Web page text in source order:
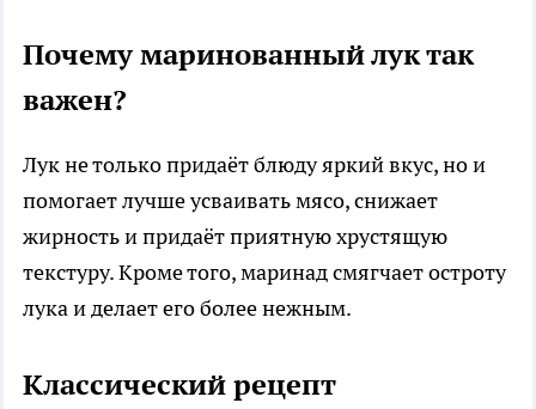
Почему маринованный лук так
важен?
Лук не только придаёт блюду яркий вкус, но и
помогает лучше усваивать мясо, снижает
жирность и придаёт приятную хрустящую
текстуру. Кроме того, маринад смягчает остроту
лука и делает его более нежным.
Классический рецепт